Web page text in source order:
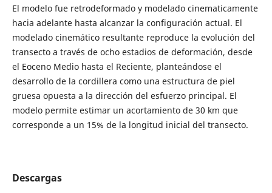
El modelo fue retrodeformado y modelado cinematicamente
hacia adelante hasta alcanzar la configuración actual. El
modelado cinemático resultante reproduce la evolución del
transecto a través de ocho estadios de deformación, desde
el Eoceno Medio hasta el Reciente, planteándose el
desarrollo de la cordillera como una estructura de piel
gruesa opuesta a la dirección del esfuerzo principal. El
modelo permite estimar un acortamiento de 30 km que
corresponde a un 15% de la longitud inicial del transecto.
Descargas